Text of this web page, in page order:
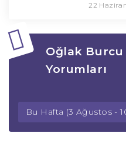
22
Oğlak Burcu
Yorumları
Bu Hafta (3 Ağustos -